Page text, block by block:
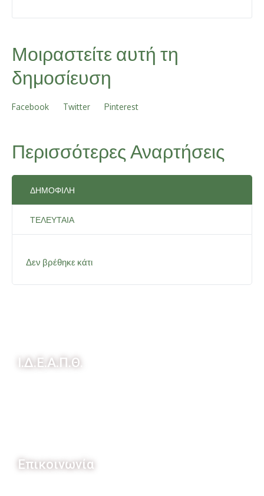
Μοιραστείτε αυτή τη
δημοσίευση
Facebook Twitter Pinterest
Περισσότερες Αναρτήσεις
ΔΗΜΟΦΙΛΉ
ΤΕΛΕΥΤΑΊΑ
Δεν βρέθηκε κάτι
Ι.Δ.Ε.Α.Π.Θ.
Επικοινωνία